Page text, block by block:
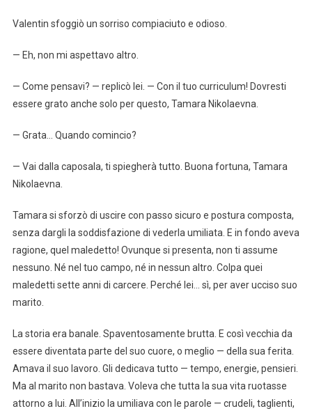
Valentin sfoggiò un sorriso compiaciuto e odioso.
— Eh, non mi aspettavo altro.
— Come pensavi? — replicò lei. — Con il tuo curriculum! Dovresti
essere grato anche solo per questo, Tamara Nikolaevna.
— Grata… Quando comincio?
— Vai dalla caposala, ti spiegherà tutto. Buona fortuna, Tamara
Nikolaevna.
Tamara si sforzò di uscire con passo sicuro e postura composta,
senza dargli la soddisfazione di vederla umiliata. E in fondo aveva
ragione, quel maledetto! Ovunque si presenta, non ti assume
nessuno. Né nel tuo campo, né in nessun altro. Colpa quei
maledetti sette anni di carcere. Perché lei… sì, per aver ucciso suo
marito.
La storia era banale. Spaventosamente brutta. E così vecchia da
essere diventata parte del suo cuore, o meglio — della sua ferita.
Amava il suo lavoro. Gli dedicava tutto — tempo, energie, pensieri.
Ma al marito non bastava. Voleva che tutta la sua vita ruotasse
attorno a lui. All’inizio la umiliava con le parole — crudeli, taglienti,